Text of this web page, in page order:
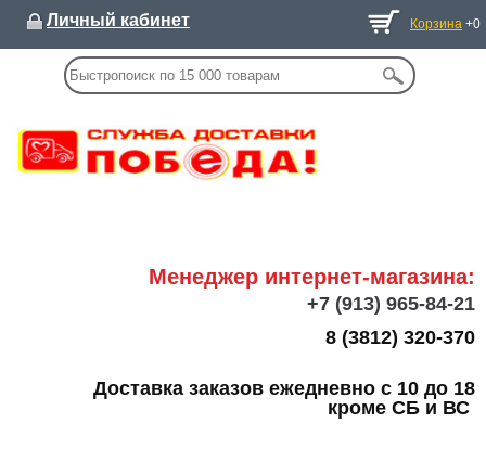
Личный кабинет Корзина +0
Менеджер интернет-магазина:
+7 (913) 965-84-21
8 (3812) 320-370
Доставка заказов ежедневно с 10 до 18
кроме СБ и ВС